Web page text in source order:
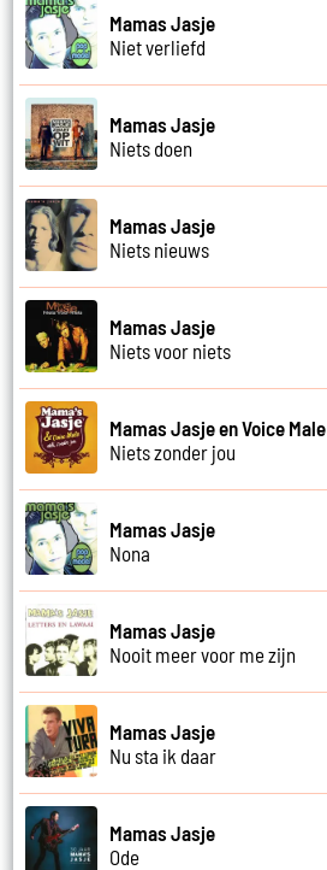
Mamas Jasje
Niet verliefd
Mamas Jasje
Niets doen
Mamas Jasje
Niets nieuws
Mamas Jasje
Niets voor niets
Mamas Jasje en Voice Male
Niets zonder jou
Mamas Jasje
Nona
Mamas Jasje
Nooit meer voor me zijn
Mamas Jasje
Nu sta ik daar
Mamas Jasje
Ode